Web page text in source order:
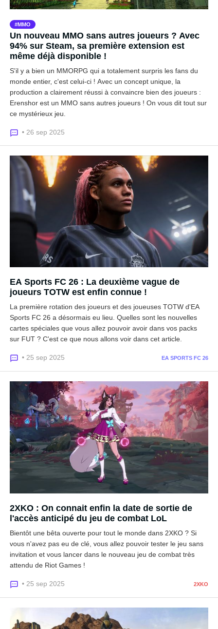
MMO
Un nouveau MMO sans autres joueurs ? Avec
94% sur Steam, sa première extension est
même déjà disponible !
S'il y a bien un MMORPG qui a totalement surpris les fans du
monde entier, c'est celui-ci ! Avec un concept unique, la
production a clairement réussi à convaincre bien des joueurs :
Erenshor est un MMO sans autres joueurs ! On vous dit tout sur
ce mystérieux jeu.
• 26 sep 2025
EA Sports FC 26 : La deuxième vague de
joueurs TOTW est enfin connue !
La première rotation des joueurs et des joueuses TOTW d'EA
Sports FC 26 a désormais eu lieu. Quelles sont les nouvelles
cartes spéciales que vous allez pouvoir avoir dans vos packs
sur FUT ? C'est ce que nous allons voir dans cet article.
• 25 sep 2025 EA SPORTS FC 26
2XKO : On connait enfin la date de sortie de
l'accès anticipé du jeu de combat LoL
Bientôt une bêta ouverte pour tout le monde dans 2XKO ? Si
vous n'avez pas eu de clé, vous allez pouvoir tester le jeu sans
invitation et vous lancer dans le nouveau jeu de combat très
attendu de Riot Games !
• 25 sep 2025 2XKO